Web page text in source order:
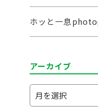
ホッと一息
アーカイブ